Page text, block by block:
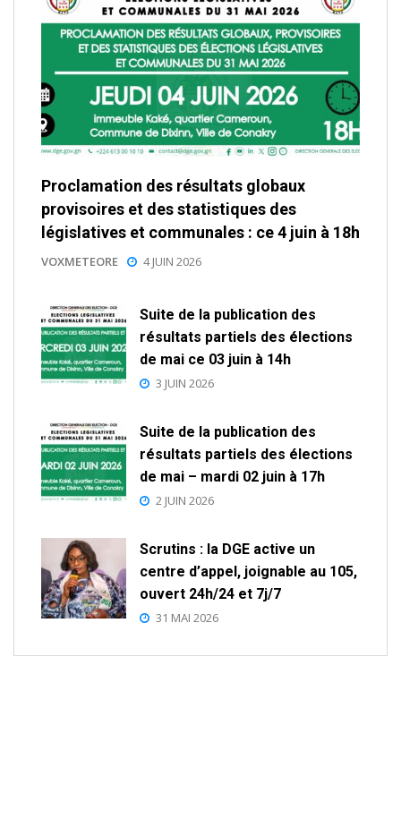
Proclamation des résultats globaux
provisoires et des statistiques des
législatives et communales : ce 4 juin à 18h
VOXMETEORE 4 JUIN 2026
Suite de la publication des
résultats partiels des élections
de mai ce 03 juin à 14h
3 JUIN 2026
Suite de la publication des
résultats partiels des élections
de mai – mardi 02 juin à 17h
2 JUIN 2026
Scrutins : la DGE active un
centre d’appel, joignable au 105,
ouvert 24h/24 et 7j/7
31 MAI 2026